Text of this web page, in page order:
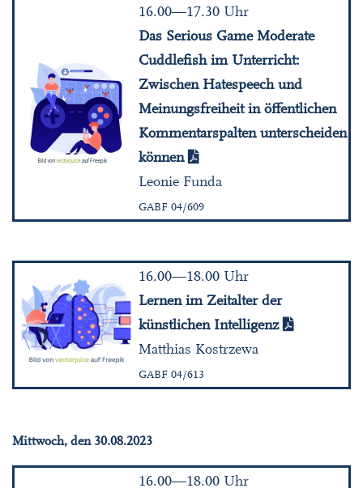
16.00—17.30 Uhr
Das Serious Game Moderate
Cuddlefish im Unterricht:
Zwischen Hatespeech und
Meinungsfreiheit in öffentlichen
Kommentarspalten unterscheiden
können
Leonie Funda
GABF 04/609
16.00—18.00 Uhr
Lernen im Zeitalter der
künstlichen Intelligenz
Matthias Kostrzewa
GABF 04/613
Mittwoch, den 30.08.2023
16.00—18.00 Uhr